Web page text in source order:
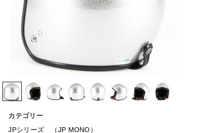
カテゴリー
JPシリーズ （JP MONO）